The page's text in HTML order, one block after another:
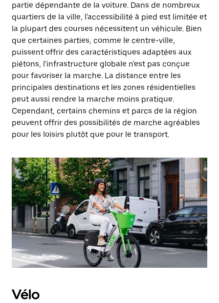
partie dépendante de la voiture. Dans de nombreux
quartiers de la ville, l'accessibilité à pied est limitée et
la plupart des courses nécessitent un véhicule. Bien
que certaines parties, comme le centre-ville,
puissent offrir des caractéristiques adaptées aux
piétons, l'infrastructure globale n'est pas conçue
pour favoriser la marche. La distance entre les
principales destinations et les zones résidentielles
peut aussi rendre la marche moins pratique.
Cependant, certains chemins et parcs de la région
peuvent offrir des possibilités de marche agréables
pour les loisirs plutôt que pour le transport.
Vélo